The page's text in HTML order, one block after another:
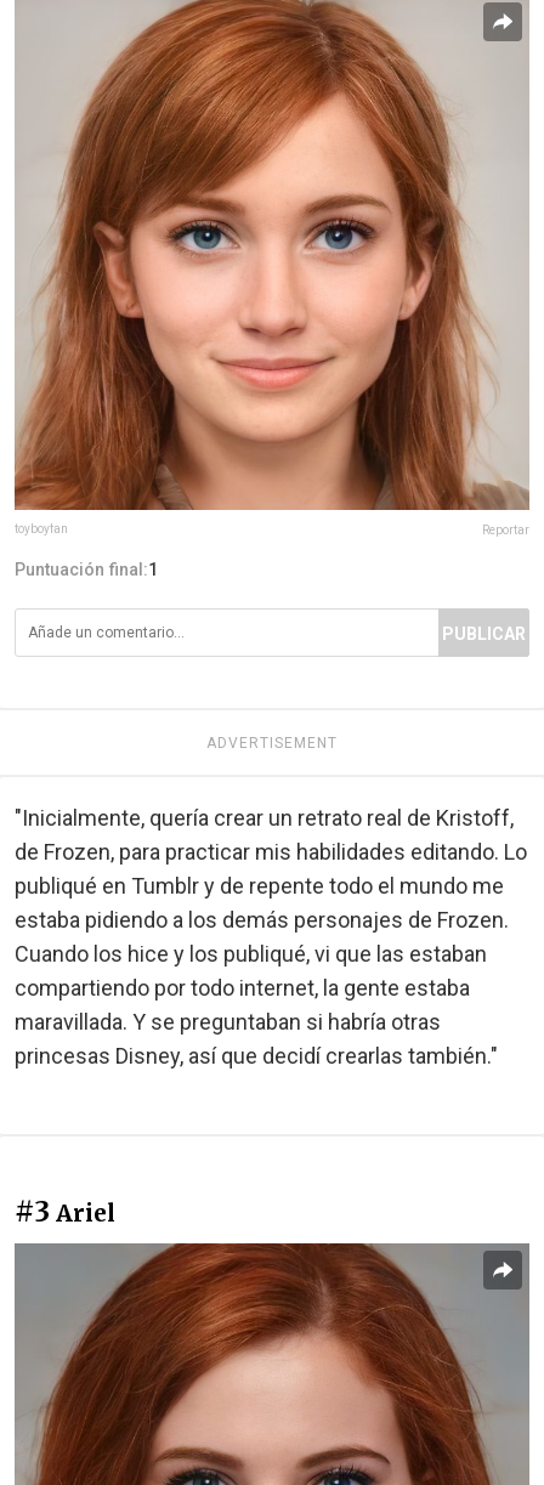
toyboyfan Reportar
Puntuación final:1
PUBLICAR
ADVERTISEMENT
"Inicialmente, quería crear un retrato real de Kristoff,
de Frozen, para practicar mis habilidades editando. Lo
publiqué en Tumblr y de repente todo el mundo me
estaba pidiendo a los demás personajes de Frozen.
Cuando los hice y los publiqué, vi que las estaban
compartiendo por todo internet, la gente estaba
maravillada. Y se preguntaban si habría otras
princesas Disney, así que decidí crearlas también."
#3 Ariel